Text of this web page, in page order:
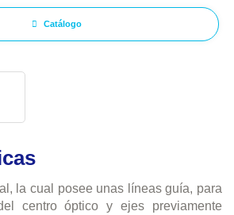
Catálogo
la cual posee unas líneas guía, para
centro óptico y ejes previamente